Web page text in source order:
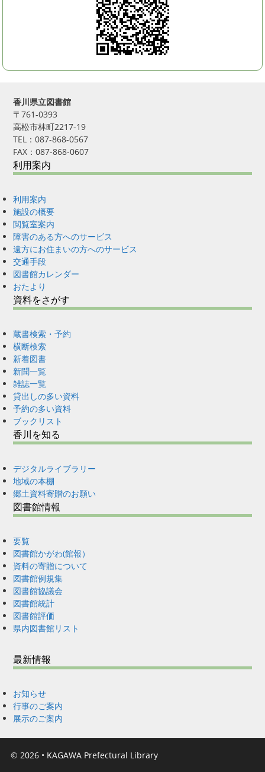
香川県立図書館
〒761-0393
高松市林町2217-19
TEL：087-868-0567
FAX：087-868-0607
利用案内
利用案内
施設の概要
閲覧室案内
障害のある方へのサービス
遠方にお住まいの方へのサービス
交通手段
図書館カレンダー
おたより
資料をさがす
蔵書検索・予約
横断検索
新着図書
新聞一覧
雑誌一覧
貸出しの多い資料
予約の多い資料
ブックリスト
香川を知る
デジタルライブラリー
地域の本棚
郷土資料寄贈のお願い
図書館情報
要覧
図書館かがわ(館報）
資料の寄贈について
図書館例規集
図書館協議会
図書館統計
図書館評価
県内図書館リスト
最新情報
お知らせ
行事のご案内
展示のご案内
© 2026 • KAGAWA Prefectural Library